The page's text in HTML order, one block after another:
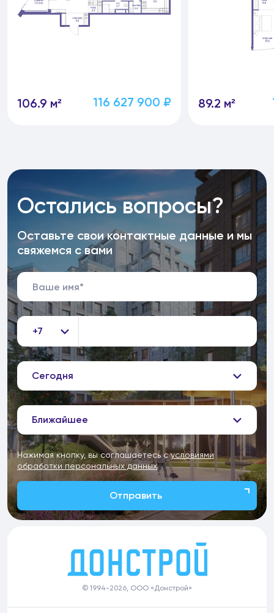
106.9 м² 116 627 900 ₽ 89.2 м²
Остались вопросы?
Оставьте свои контактные данные и мы
свяжемся с вами
+7
Сегодня
Ближайшее
Нажимая кнопку, вы соглашаетесь сусловиями
обработки персональных данных
Отправить
© 1994-2026, ООО «Донстрой»